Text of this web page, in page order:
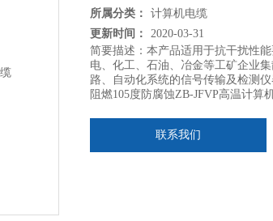
所属分类：
计算机电缆
更新时间：
2020-03-31
简要描述： 本产品适用于抗干扰性
电、化工、石油、冶金等工矿企业
路、自动化系统的信号传输及检测
阻燃105度防腐蚀ZB-JFVP高温计算
联系我们